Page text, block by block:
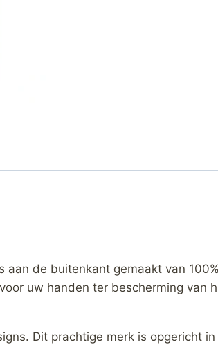
aan de buitenkant gemaakt van
uw handen ter bescherming van
Dit prachtige merk is opgericht